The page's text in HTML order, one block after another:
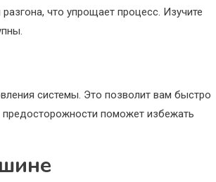
что упрощает процесс. Изучите
системы. Это позволит вам быстро
предосторожности поможет избежать